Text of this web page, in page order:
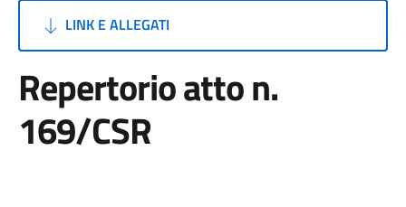
LINK E ALLEGATI
Repertorio atto n.
169/CSR